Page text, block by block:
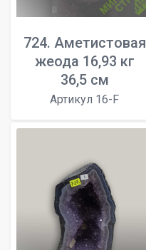
724. Аметистовая
жеода 16,93 кг
36,5 см
Артикул 16-F